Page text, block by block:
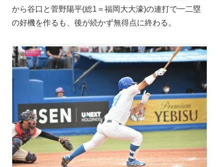
から谷口と菅野陽平(総1＝福岡大大濠)の連打で一二塁
の好機を作るも、後が続かず無得点に終わる。